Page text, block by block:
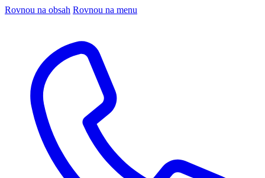
Rovnou na obsah Rovnou na menu